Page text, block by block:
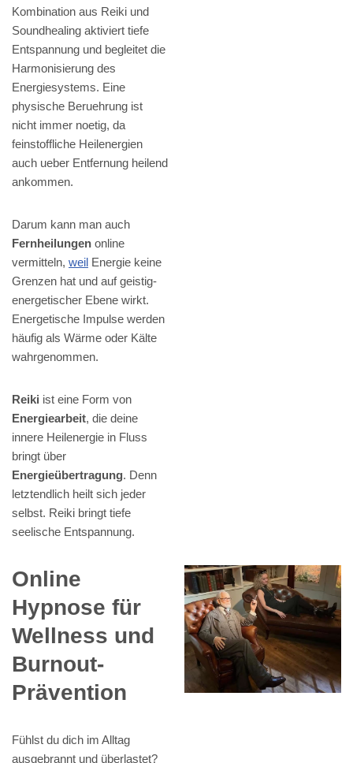
Kombination aus Reiki und
Soundhealing aktiviert tiefe
Entspannung und begleitet die
Harmonisierung des
Energiesystems. Eine
physische Beruehrung ist
nicht immer noetig, da
feinstoffliche Heilenergien
auch ueber Entfernung heilend
ankommen.
Darum kann man auch
Fernheilungen online
vermitteln, weil Energie keine
Grenzen hat und auf geistig-
energetischer Ebene wirkt.
Energetische Impulse werden
häufig als Wärme oder Kälte
wahrgenommen.
Reiki ist eine Form von
Energiearbeit, die deine
innere Heilenergie in Fluss
bringt über
Energieübertragung. Denn
letztendlich heilt sich jeder
selbst. Reiki bringt tiefe
seelische Entspannung.
Online
Hypnose für
Wellness und
Burnout-
Prävention
Fühlst du dich im Alltag
ausgebrannt und überlastet?